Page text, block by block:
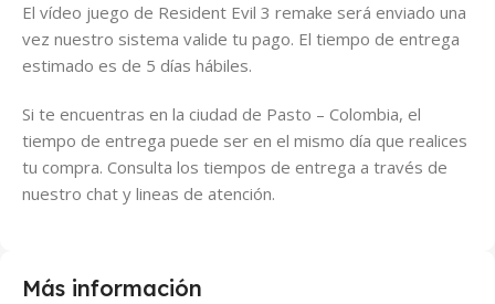
El vídeo juego de Resident Evil 3 remake será enviado una
vez nuestro sistema valide tu pago. El tiempo de entrega
estimado es de 5 días hábiles.
Si te encuentras en la ciudad de Pasto – Colombia, el
tiempo de entrega puede ser en el mismo día que realices
tu compra. Consulta los tiempos de entrega a través de
nuestro chat y lineas de atención.
Más información